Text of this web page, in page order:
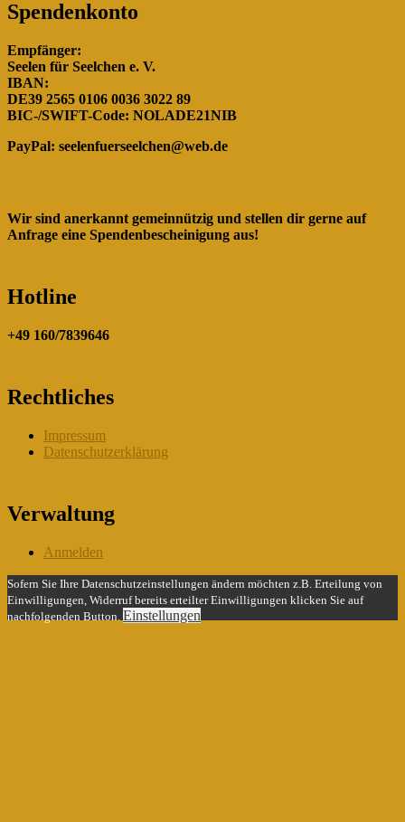
Spendenkonto
Empfänger:
Seelen für Seelchen e. V.
IBAN:
DE39 2565 0106 0036 3022 89
BIC-/SWIFT-Code: NOLADE21NIB
PayPal: seelenfuerseelchen@web.de
Wir sind anerkannt gemeinnützig und stellen dir gerne auf
Anfrage eine Spendenbescheinigung aus!
Hotline
+49 160/7839646
Rechtliches
Impressum
Datenschutzerklärung
Verwaltung
Anmelden
Sofern Sie Ihre Datenschutzeinstellungen ändern möchten z.B. Erteilung von
Einwilligungen, Widerruf bereits erteilter Einwilligungen klicken Sie auf
nachfolgenden Button. Einstellungen